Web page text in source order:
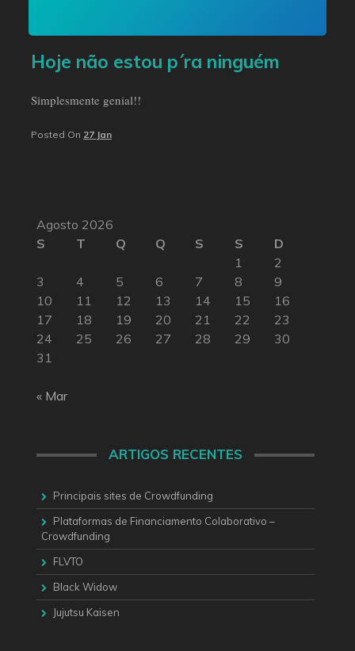
Hoje não estou p´ra ninguém
Simplesmente genial!!
Posted On 27 Jan
Agosto 2026
S
T Q Q S S
D
1
2
3
4 5 6 7 8
9
10
11 12 13 14 15
16
17
18 19 20 21 22
23
24
25 26 27 28 29
30
31
« Mar
ARTIGOS RECENTES
Principais sites de Crowdfunding
Plataformas de Financiamento Colaborativo –
Crowdfunding
FLVTO
Black Widow
Jujutsu Kaisen